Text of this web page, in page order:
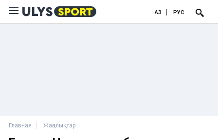
ҚАЗ РУС
Главная Жаңалықтар